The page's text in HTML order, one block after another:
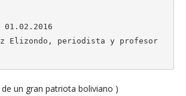
Elizondo, periodista y profesor
un gran patriota boliviano )